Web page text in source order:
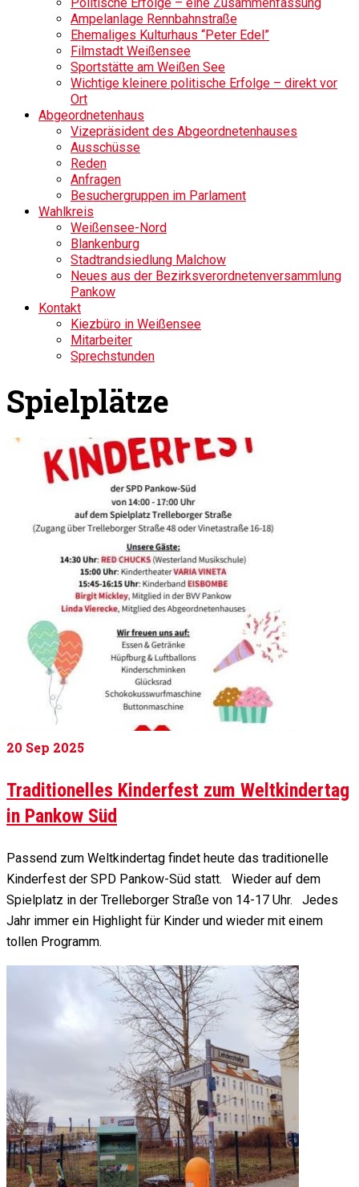
Ampelanlage Rennbahnstraße
Ehemaliges Kulturhaus “Peter Edel”
Filmstadt Weißensee
Sportstätte am Weißen See
Wichtige kleinere politische Erfolge – direkt vor
Ort
Abgeordnetenhaus
Vizepräsident des Abgeordnetenhauses
Ausschüsse
Reden
Anfragen
Besuchergruppen im Parlament
Wahlkreis
Weißensee-Nord
Blankenburg
Stadtrandsiedlung Malchow
Neues aus der Bezirksverordnetenversammlung
Pankow
Kontakt
Kiezbüro in Weißensee
Mitarbeiter
Sprechstunden
Spielplätze
20 Sep 2025
Traditionelles Kinderfest zum Weltkindertag
in Pankow Süd
Passend zum Weltkindertag findet heute das traditionelle
Kinderfest der SPD Pankow-Süd statt. Wieder auf dem
Spielplatz in der Trelleborger Straße von 14-17 Uhr. Jedes
Jahr immer ein Highlight für Kinder und wieder mit einem
tollen Programm.